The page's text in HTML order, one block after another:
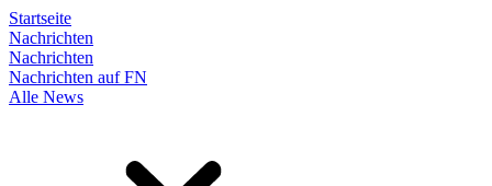
Startseite
Nachrichten
Nachrichten
Nachrichten auf FN
Alle News